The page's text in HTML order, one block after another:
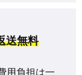
送無料
用負担は一